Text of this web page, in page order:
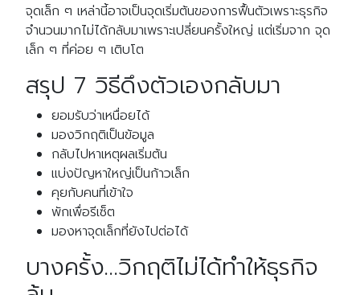
จุดเล็ก ๆ เหล่านี้อาจเป็นจุดเริ่มต้นของการฟื้นตัวเพราะธุรกิจ
จำนวนมากไม่ได้กลับมาเพราะเปลี่ยนครั้งใหญ่ แต่เริ่มจาก จุด
เล็ก ๆ ที่ค่อย ๆ เติบโต
สรุป 7 วิธีดึงตัวเองกลับมา
ยอมรับว่าเหนื่อยได้
มองวิกฤติเป็นข้อมูล
กลับไปหาเหตุผลเริ่มต้น
แบ่งปัญหาใหญ่เป็นก้าวเล็ก
คุยกับคนที่เข้าใจ
พักเพื่อรีเซ็ต
มองหาจุดเล็กที่ยังไปต่อได้
บางครั้ง…วิกฤติไม่ได้ทำให้ธุรกิจ